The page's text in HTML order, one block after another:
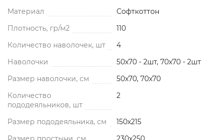
Материал
Софткоттон
Плотность, гр/м2
110
Количество наволочек, шт
4
Наволочки
50x70 - 2шт, 70x70 - 2шт
Размер наволочки, см
50x70, 70x70
Количество
пододеяльников, шт
2
Размер пододеяльника, см
150x215